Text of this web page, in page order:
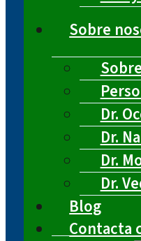
Sobre
Dr.
Dr.
Dr.
Dr.
Blog
Contacta